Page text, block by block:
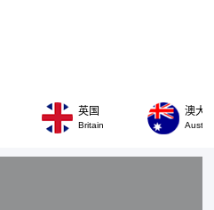
英国
Britain
澳大